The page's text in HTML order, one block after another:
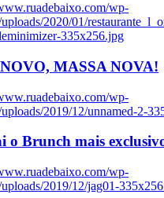
wp-
2020/01/
335x256.jpg
MASSA NOVA!
wp-
2019/12/unnamed-2-
o Brunch mais
wp-
2019/12/jag01-